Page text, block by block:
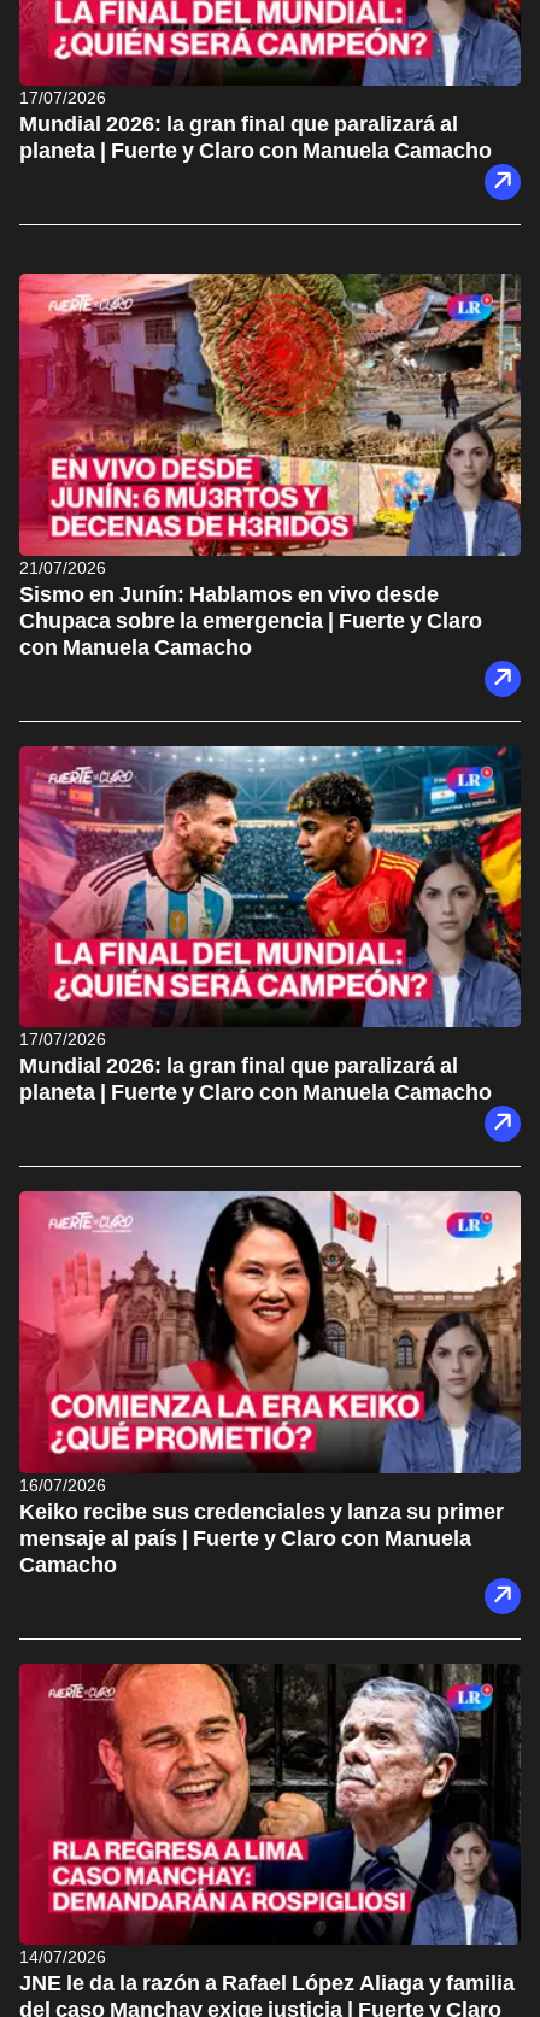
17/07/2026
Mundial 2026: la gran final que paralizará al
planeta | Fuerte y Claro con Manuela Camacho
21/07/2026
Sismo en Junín: Hablamos en vivo desde
Chupaca sobre la emergencia | Fuerte y Claro
con Manuela Camacho
17/07/2026
Mundial 2026: la gran final que paralizará al
planeta | Fuerte y Claro con Manuela Camacho
16/07/2026
Keiko recibe sus credenciales y lanza su primer
mensaje al país | Fuerte y Claro con Manuela
Camacho
14/07/2026
JNE le da la razón a Rafael López Aliaga y familia
del caso Manchay exige justicia | Fuerte y Claro